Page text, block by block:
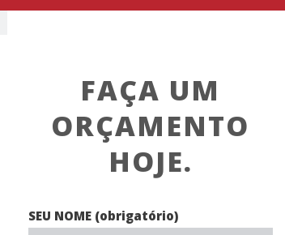
FAÇA UM
ORÇAMENTO
HOJE.
SEU NOME (obrigatório)